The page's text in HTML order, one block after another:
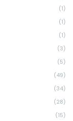
(1)
(1)
(1)
(3)
(5)
(49)
(34)
(28)
(15)